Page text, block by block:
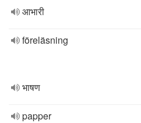
आभारी
föreläsning
भाषण
papper